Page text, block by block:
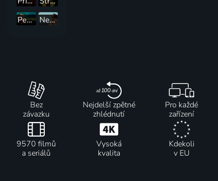
Peacemaker
Nesvá
Bez
závazku
Nejdelší zpětné
zhlédnutí
Pro každé
zařízení
9570 filmů
a seriálů
Vysoká
kvalita
Kdekoli
v EU